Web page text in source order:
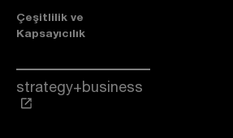
Çeşitlilik ve
Kapsayıcılık
strategy+business